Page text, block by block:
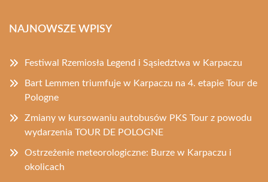
NAJNOWSZE WPISY
Festiwal Rzemiosła Legend i Sąsiedztwa w Karpaczu
Bart Lemmen triumfuje w Karpaczu na 4. etapie Tour de
Pologne
Zmiany w kursowaniu autobusów PKS Tour z powodu
wydarzenia TOUR DE POLOGNE
Ostrzeżenie meteorologiczne: Burze w Karpaczu i
okolicach